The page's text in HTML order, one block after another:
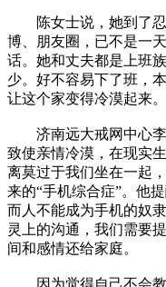
陈女士说，她到了忍
博、朋友圈，已不是一
话。她和丈夫都是上班
少。好不容易下了班，
让这个家变得冷漠起来。
济南远大戒网中心李
致使亲情冷漠，在现实
离莫过于我们坐在一起
来的“手机综合症”。他
而人不能成为手机的奴
灵上的沟通，我们需要
间和感情还给家庭。
因为觉得自己不会教